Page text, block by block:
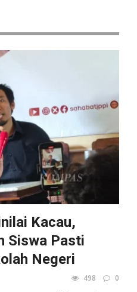
Kacau,
Siswa Pasti
Negeri
498 0